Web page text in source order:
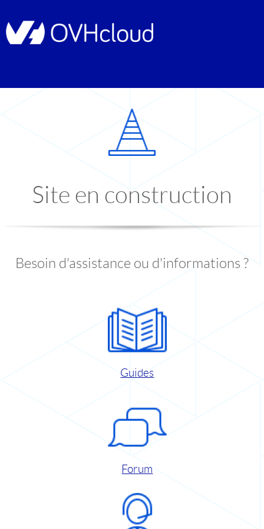
Site en construction
Besoin d'assistance ou d'informations ?
Guides
Forum